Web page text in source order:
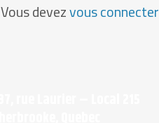
Vous devezvous connecter